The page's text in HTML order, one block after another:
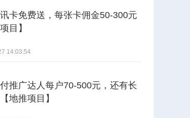
卡免费送，每张卡佣金50-300元
目】
14:03:54
推广达人每户70-500元，还有长
地推项目】